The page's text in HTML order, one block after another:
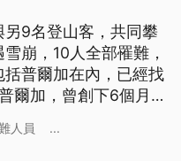
另9名登山客，共同攀
崩，10人全部罹難，
普爾加在內，已經找
爾加，曾創下6個月完
高峰》，並因此享譽
人員 ...